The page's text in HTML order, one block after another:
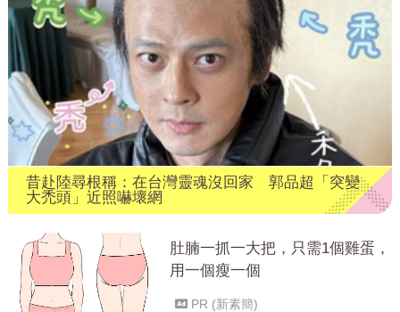
昔赴陸尋根稱：在台灣靈魂沒回家 郭品超「突變
大禿頭」近照嚇壞網
肚腩一抓一大把，只需1個雞蛋，
用一個瘦一個
PR (新素簡)